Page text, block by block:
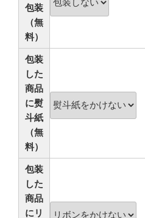
包装
（無
料）
包装
した
商品
に熨
斗紙
（無
料）
包装
した
商品
にリ